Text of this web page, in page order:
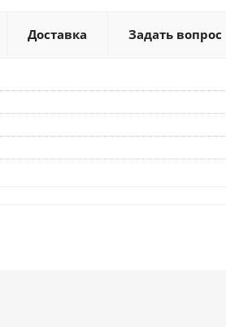
Доставка Задать вопрос